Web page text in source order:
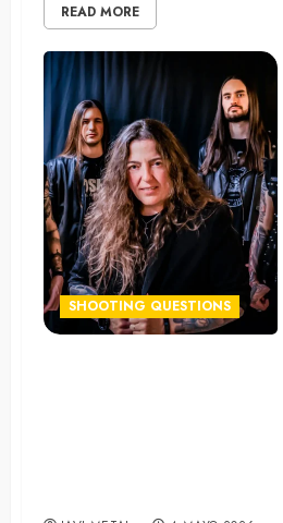
READ MORE
SHOOTING QUESTIONS